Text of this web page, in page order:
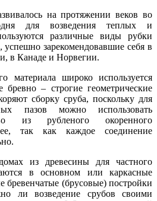
на протяжении веков во
для возведения теплых и
различные виды рубки
успешно зарекомендовавшие себя в
в Канаде и Норвегии.
материала широко используется
– строгие геометрические
сборку сруба, поскольку для
пазов можно использовать
из рубленого окоренного
так как каждое соединение
из древесины для частного
в основном или каркасные
бревенчатые (брусовые) постройки
ли возведение срубов своими